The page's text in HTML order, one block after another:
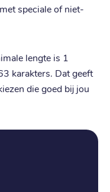
speciale of niet-
lengte is 1
karakters. Dat geeft
die goed bij jou